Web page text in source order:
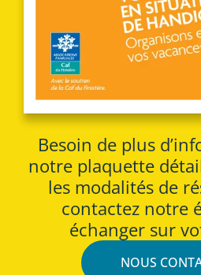
Besoin de plus
notre plaquette
les modalités de
contactez notre
échanger sur
NOUS